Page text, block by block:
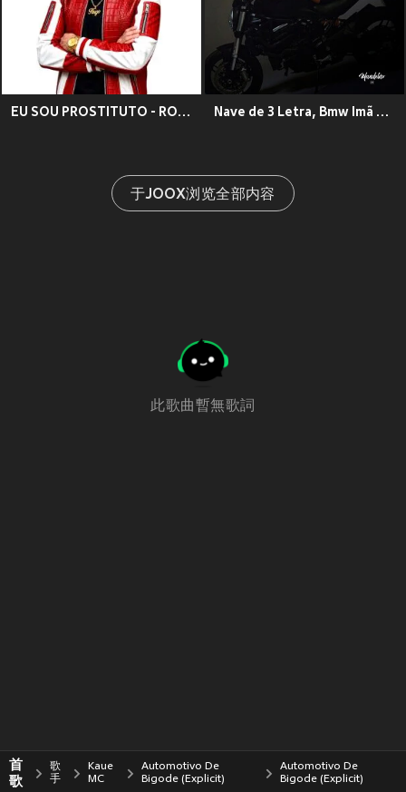
EU SOU PROSTITUTO - ROCK DOIDO (feat. KAUE MC) Nave de 3 Letra, Bmw Imã de Bct - Ktm (Explicit)
于JOOX浏览全部内容
此歌曲暫無歌詞
首
歌
歌
手
Kaue
MC
Automotivo De
Bigode (Explicit)
Automotivo De
Bigode (Explicit)